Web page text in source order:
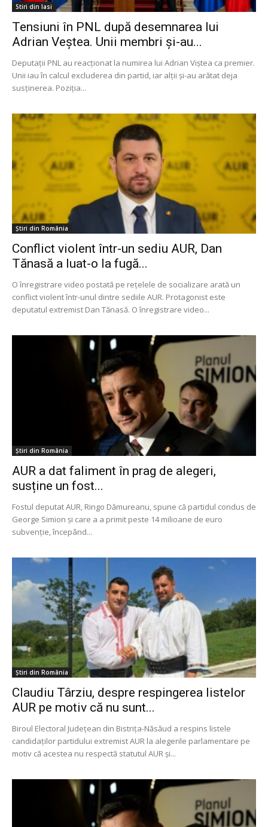
Stiri din Iasi
Tensiuni în PNL după desemnarea lui
Adrian Veștea. Unii membri și-au...
Deputații PNL au reacționat la numirea lui Adrian Viștea ca premier.
Unii iau în calcul excluderea din partid, iar alții și-au arătat deja
susținerea. Poziția...
Știri din România
Conflict violent într-un sediu AUR, Dan
Tănasă a luat-o la fugă...
O înregistrare video postată pe rețelele de socializare arată un
conflict violent într-unul dintre sediile AUR. Protagonist este
deputatul extremist Dan Tănasă. O înregistrare video...
Știri din România
AUR a dat faliment în prag de alegeri,
susține un fost...
Fostul deputat AUR, Ringo Dămureanu, spune că partidul condus de
George Simion și care a a primit peste 14 milioane de euro
subvenţie, începând...
Știri din România
Claudiu Târziu, despre respingerea listelor
AUR pe motiv că nu sunt...
Biroul Electoral Județean din Bistrița-Năsăud a respins listele
candidaților partidului extremist AUR la alegerile parlamentare pe
motiv că acestea nu respectă statutul AUR și...